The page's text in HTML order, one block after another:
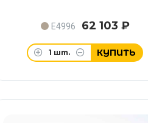
E4996 62 103 ₽
1 шт. КУПИТЬ